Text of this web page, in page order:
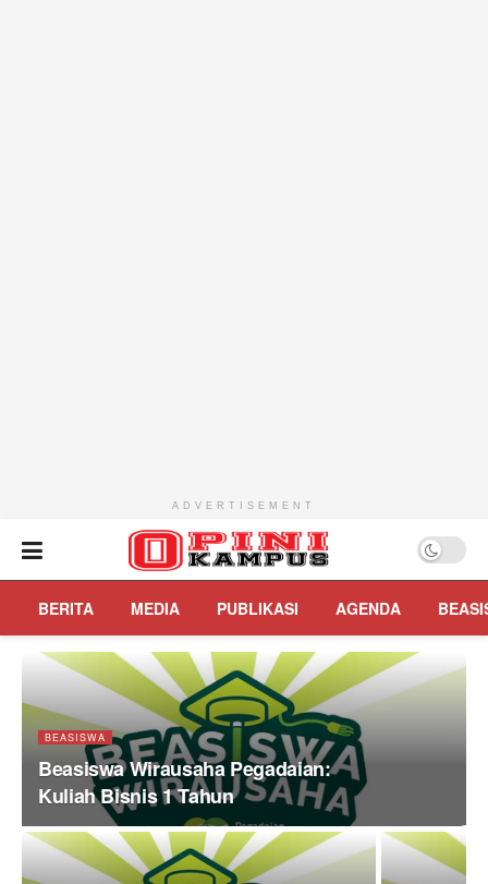
ADVERTISEMENT
BERITA MEDIA PUBLIKASI AGENDA
BEASISWA
Beasiswa Wirausaha Pegadaian:
Kuliah Bisnis 1 Tahun